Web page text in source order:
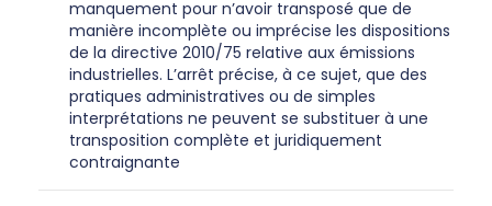
manquement pour n’avoir transposé que de
manière incomplète ou imprécise les dispositions
de la directive 2010/75 relative aux émissions
industrielles. L’arrêt précise, à ce sujet, que des
pratiques administratives ou de simples
interprétations ne peuvent se substituer à une
transposition complète et juridiquement
contraignante